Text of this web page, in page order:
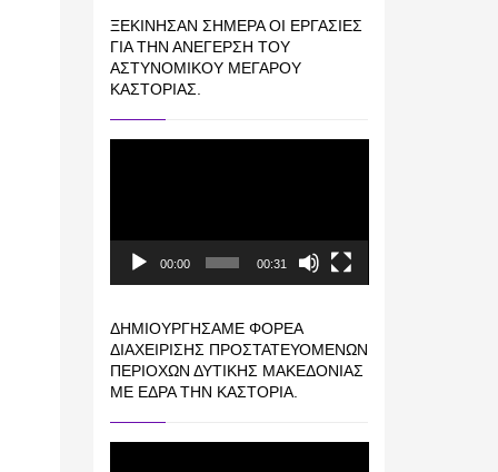
ΞΕΚΊΝΗΣΑΝ ΣΉΜΕΡΑ ΟΙ ΕΡΓΑΣΊΕΣ
ΓΙΑ ΤΗΝ ΑΝΈΓΕΡΣΗ ΤΟΥ
ΑΣΤΥΝΟΜΙΚΟΎ ΜΕΓΆΡΟΥ
ΚΑΣΤΟΡΙΆΣ.
00:00 00:31
ΔΗΜΙΟΥΡΓΉΣΑΜΕ ΦΟΡΈΑ
ΔΙΑΧΕΊΡΙΣΗΣ ΠΡΟΣΤΑΤΕΥΌΜΕΝΩΝ
ΠΕΡΙΟΧΏΝ ΔΥΤΙΚΉΣ ΜΑΚΕΔΟΝΊΑΣ
ΜΕ ΈΔΡΑ ΤΗΝ ΚΑΣΤΟΡΙΆ.